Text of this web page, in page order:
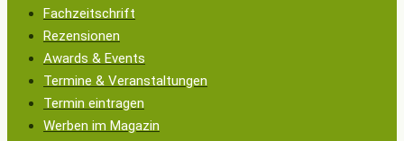
Fachzeitschrift
Rezensionen
Awards & Events
Termine & Veranstaltungen
Termin eintragen
Werben im Magazin